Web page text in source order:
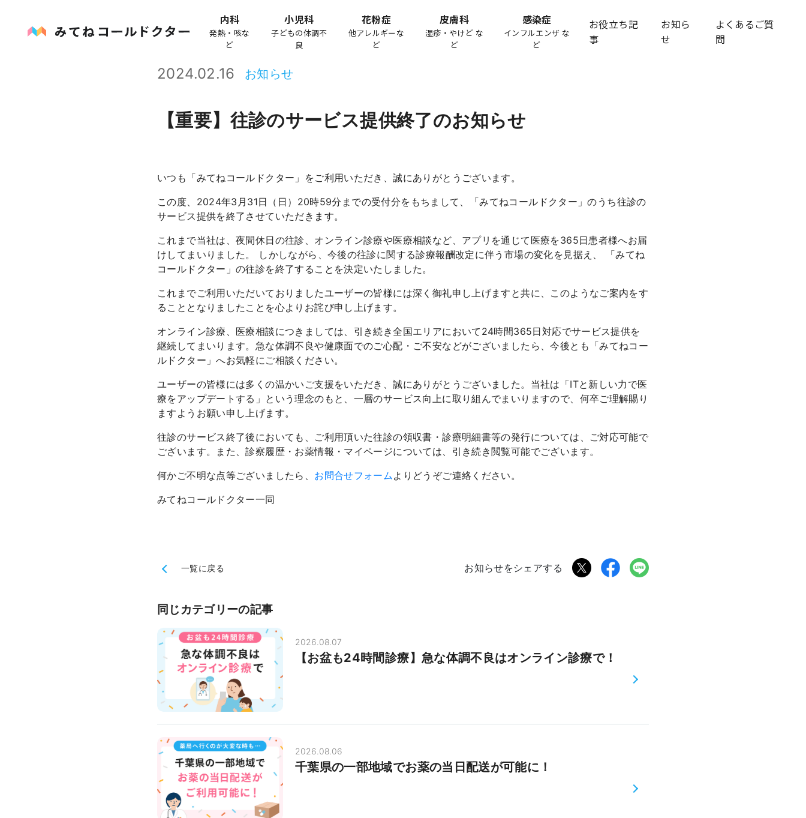
内科
発熱・咳な
ど
小児科
子どもの体調不
良
花粉症
他アレルギーな
ど
皮膚科
湿疹・やけど な
ど
感染症
インフルエンザ な
ど
お役立ち記
事
お知ら
せ
よくあるご質
問
2024.02.16 お知らせ
【重要】往診のサービス提供終了のお知らせ
いつも「みてねコールドクター」をご利用いただき、誠にありがとうございます。
この度、2024年3月31日（日）20時59分までの受付分をもちまして、「みてねコールドクター」のうち往診の
サービス提供を終了させていただきます。
これまで当社は、夜間休日の往診、オンライン診療や医療相談など、アプリを通じて医療を365日患者様へお届
けしてまいりました。 しかしながら、今後の往診に関する診療報酬改定に伴う市場の変化を見据え、 「みてね
コールドクター」の往診を終了することを決定いたしました。
これまでご利用いただいておりましたユーザーの皆様には深く御礼申し上げますと共に、このようなご案内をす
ることとなりましたことを心よりお詫び申し上げます。
オンライン診療、医療相談につきましては、引き続き全国エリアにおいて24時間365日対応でサービス提供を
継続してまいります。急な体調不良や健康面でのご心配・ご不安などがございましたら、今後とも「みてねコー
ルドクター」へお気軽にご相談ください。
ユーザーの皆様には多くの温かいご支援をいただき、誠にありがとうございました。当社は「ITと新しい力で医
療をアップデートする」という理念のもと、一層のサービス向上に取り組んでまいりますので、何卒ご理解賜り
ますようお願い申し上げます。
往診のサービス終了後においても、ご利用頂いた往診の領収書・診療明細書等の発行については、ご対応可能で
ございます。また、診察履歴・お薬情報・マイページについては、引き続き閲覧可能でございます。
何かご不明な点等ございましたら、 お問合せフォームよりどうぞご連絡ください。
みてねコールドクター一同
お知らせをシェアする
一覧に戻る
同じカテゴリーの記事
2026.08.07
【お盆も24時間診療】急な体調不良はオンライン診療で！
2026.08.06
千葉県の一部地域でお薬の当日配送が可能に！